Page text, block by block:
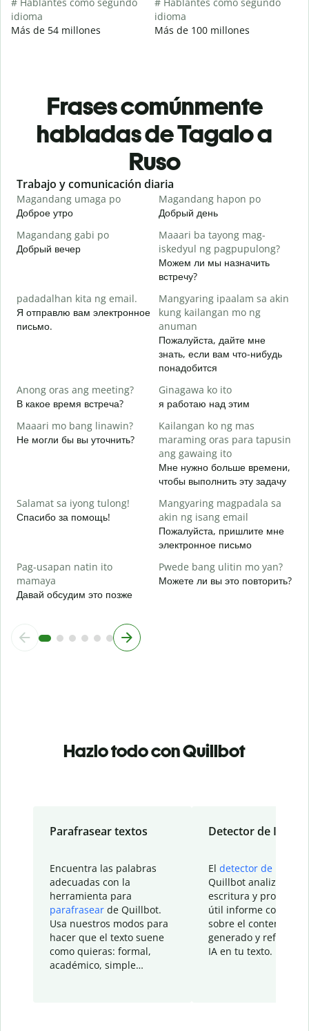
idioma
Más de 54 millones
idioma
Más de 100 millones
Frases comúnmente
habladas de Tagalo a
Ruso
Slide 1 of 6
Trabajo y comunicación diaria
Magandang umaga po
Доброе утро
Magandang hapon po
Добрый день
Magandang gabi po
Добрый вечер
Maaari ba tayong mag-
iskedyul ng pagpupulong?
Можем ли мы назначить
встречу?
padadalhan kita ng email.
Я отправлю вам электронное
письмо.
Mangyaring ipaalam sa akin
kung kailangan mo ng
anuman
Пожалуйста, дайте мне
знать, если вам что-нибудь
понадобится
Anong oras ang meeting?
В какое время встреча?
Ginagawa ko ito
я работаю над этим
Maaari mo bang linawin?
Не могли бы вы уточнить?
Kailangan ko ng mas
maraming oras para tapusin
ang gawaing ito
Мне нужно больше времени,
чтобы выполнить эту задачу
Salamat sa iyong tulong!
Спасибо за помощь!
Mangyaring magpadala sa
akin ng isang email
Пожалуйста, пришлите мне
электронное письмо
Pag-usapan natin ito
mamaya
Давай обсудим это позже
Pwede bang ulitin mo yan?
Можете ли вы это повторить?
Hazlo todo con Quillbot
Parafrasear textos
Encuentra las palabras
adecuadas con la
herramienta para
parafrasear de Quillbot.
Usa nuestros modos para
hacer que el texto suene
como quieras: formal,
académico, simple…
Detector de IA
El detector de IA
Quillbot analiza tu
escritura y
útil informe con
sobre el contenido
generado y refinado
IA en tu texto.